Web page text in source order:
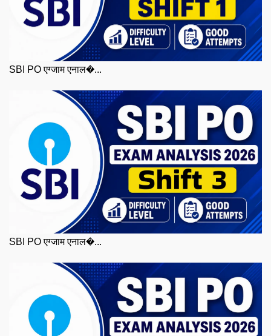
SBI PO एग्जाम एनाल�...
SBI PO एग्जाम एनाल�...